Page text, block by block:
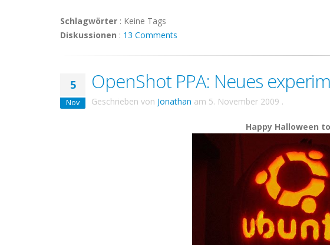
Schlagwörter : Keine Tags
Diskussionen : 13 Comments
5
Nov
OpenShot PPA: Neues
Geschrieben von Jonathan am 5. November 2009 .
Happy Halloween